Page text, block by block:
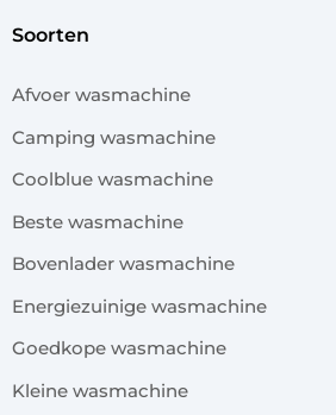
soorten
Afvoer wasmachine
Camping wasmachine
Coolblue wasmachine
Beste wasmachine
Bovenlader wasmachine
Energiezuinige wasmachine
Goedkope wasmachine
Kleine wasmachine